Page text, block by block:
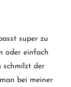
super zu
oder einfach
schmilzt der
bei meiner